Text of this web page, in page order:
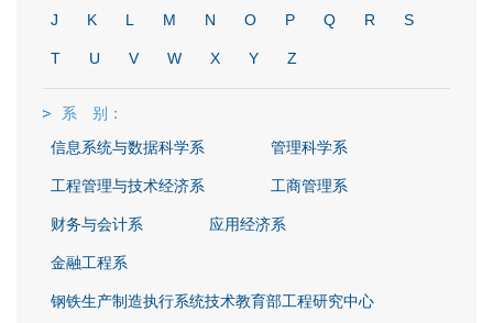
J K L M N O P Q R S
T U V W X Y Z
系 别：
信息系统与数据科学系
管理科学系
工程管理与技术经济系 工商管理系
财务与会计系 应用经济系
金融工程系
钢铁生产制造执行系统技术教育部工程研究中心